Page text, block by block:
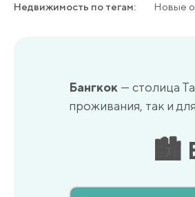
Недвижимость по тегам:
Новые
Бангкок — столица
проживания, так и
🏙️